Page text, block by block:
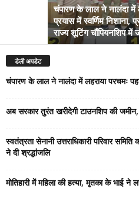
चंपारण के लाल ने नालंदा में
प्रयास में स्वर्णिम निशाना,
राज्य शूटिंग चौंपियनशिप में
डेली अपडेट
चंपारण के लाल ने नालंदा में लहराया परचमः
अब सरकार तुरंत खरीदेगी टाउनशिप की
स्वतंत्रता सेनानी उत्तराधिकारी परिवार
ने दी श्रद्धांजलि
मोतिहारी में महिला की हत्या, मृतका के भाई ने